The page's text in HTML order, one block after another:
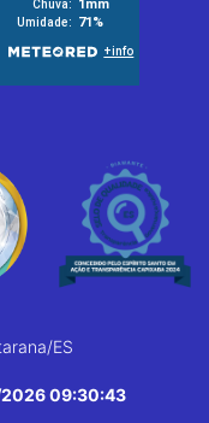
ES
09:30:43